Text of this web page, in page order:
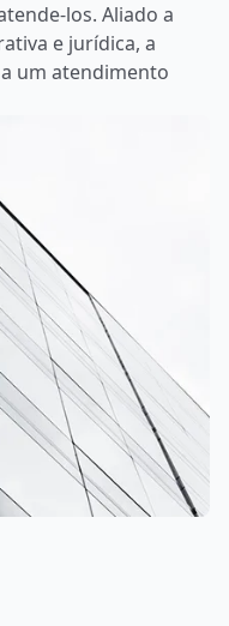
los. Aliado a
e jurídica, a
um atendimento